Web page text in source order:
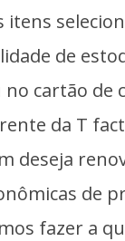
itens
de
no cartão de
da T
deseja
de
fazer a